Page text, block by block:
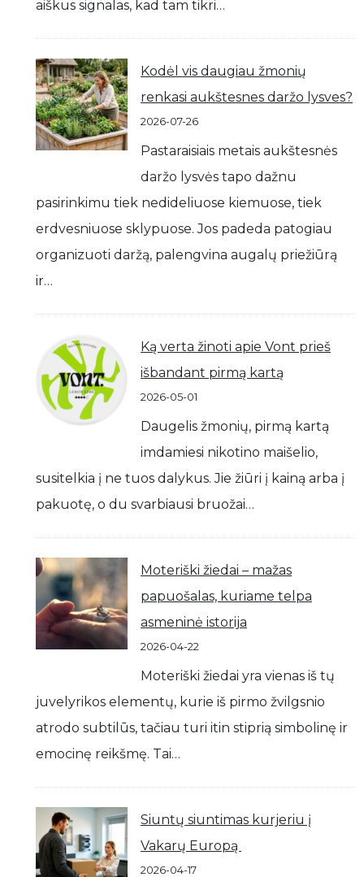
aiškus signalas, kad tam tikri…
Kodėl vis daugiau žmonių
renkasi aukštesnes daržo lysves?
2026-07-26
Pastaraisiais metais aukštesnės
daržo lysvės tapo dažnu
pasirinkimu tiek nedideliuose kiemuose, tiek
erdvesniuose sklypuose. Jos padeda patogiau
organizuoti daržą, palengvina augalų priežiūrą
ir…
Ką verta žinoti apie Vont prieš
išbandant pirmą kartą
2026-05-01
Daugelis žmonių, pirmą kartą
imdamiesi nikotino maišelio,
susitelkia į ne tuos dalykus. Jie žiūri į kainą arba į
pakuotę, o du svarbiausi bruožai…
Moteriški žiedai – mažas
papuošalas, kuriame telpa
asmeninė istorija
2026-04-22
Moteriški žiedai yra vienas iš tų
juvelyrikos elementų, kurie iš pirmo žvilgsnio
atrodo subtilūs, tačiau turi itin stiprią simbolinę ir
emocinę reikšmę. Tai…
Siuntų siuntimas kurjeriu į
Vakarų Europą
2026-04-17